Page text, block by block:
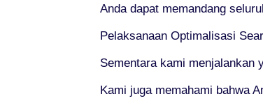
Anda dapat memandang
Pelaksanaan Optimalisasi
Sementara kami menjalankan
Kami juga memahami bahwa